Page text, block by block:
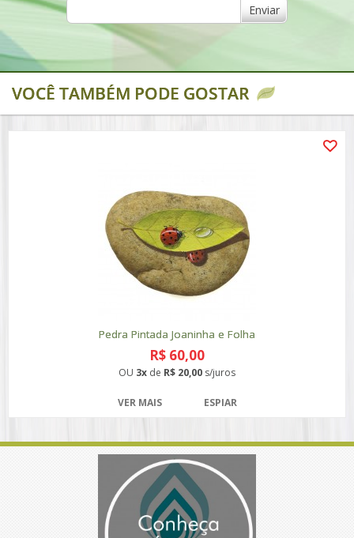
Enviar
VOCÊ TAMBÉM PODE GOSTAR
Pedra Pintada Joaninha e Folha
R$ 60,00
OU 3x de R$ 20,00 s/juros
VER MAIS ESPIAR